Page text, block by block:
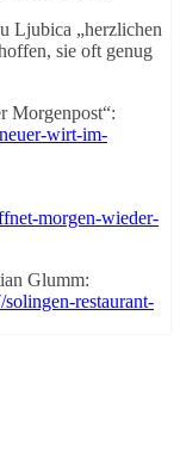
Ljubica „herzlichen
sie oft genug
Morgenpost“:
wirt-im-
morgen-wieder-
Glumm:
restaurant-